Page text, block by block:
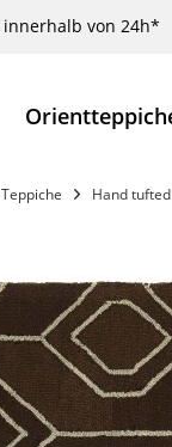
innerhalb von 24h*
Hand tufted